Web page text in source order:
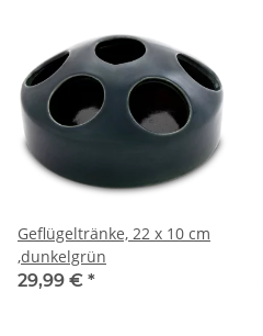
Geflügeltränke, 22 x 10 cm
,dunkelgrün
29,99 € *